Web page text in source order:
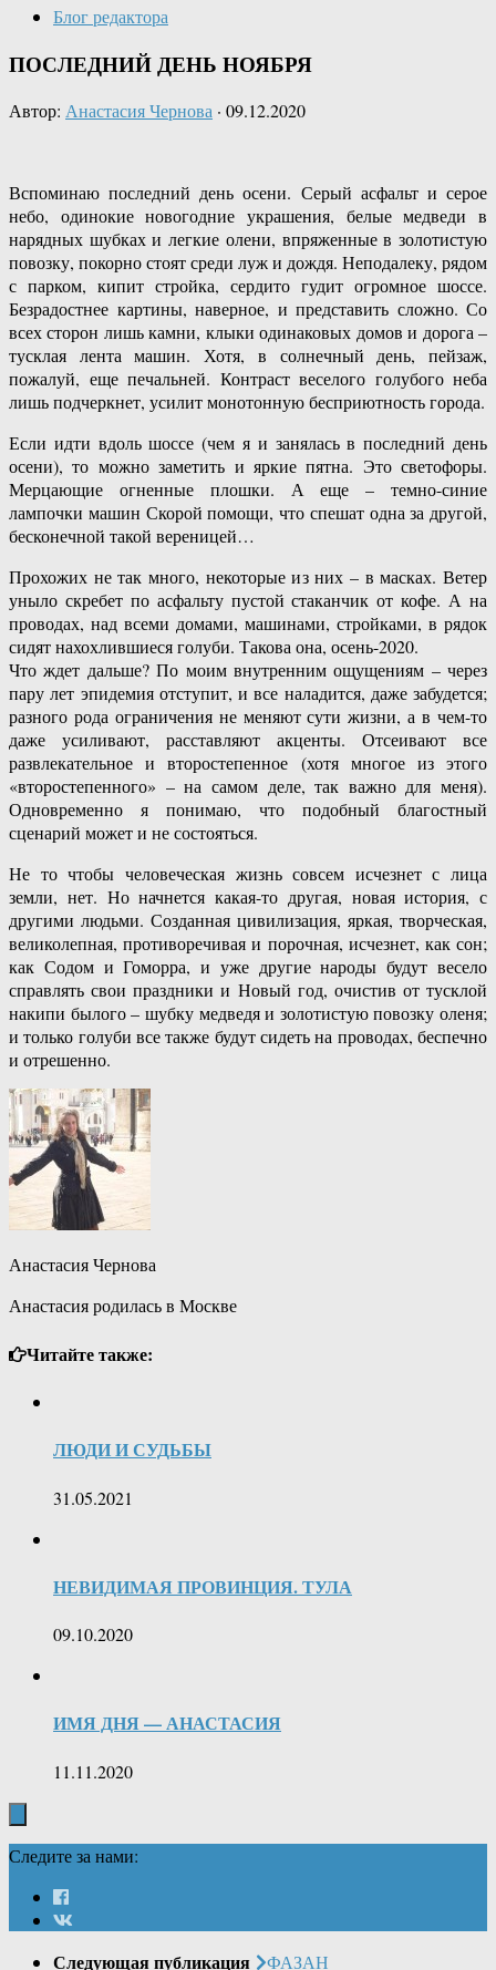
Блог редактора
ПОСЛЕДНИЙ ДЕНЬ НОЯБРЯ
Автор: Анастасия Чернова · 09.12.2020
Вспоминаю последний день осени. Серый асфальт и серое
небо, одинокие новогодние украшения, белые медведи в
нарядных шубках и легкие олени, впряженные в золотистую
повозку, покорно стоят среди луж и дождя. Неподалеку, рядом
с парком, кипит стройка, сердито гудит огромное шоссе.
Безрадостнее картины, наверное, и представить сложно. Со
всех сторон лишь камни, клыки одинаковых домов и дорога –
тусклая лента машин. Хотя, в солнечный день, пейзаж,
пожалуй, еще печальней. Контраст веселого голубого неба
лишь подчеркнет, усилит монотонную бесприютность города.
Если идти вдоль шоссе (чем я и занялась в последний день
осени), то можно заметить и яркие пятна. Это светофоры.
Мерцающие огненные плошки. А еще – темно-синие
лампочки машин Скорой помощи, что спешат одна за другой,
бесконечной такой вереницей…
Прохожих не так много, некоторые из них – в масках. Ветер
уныло скребет по асфальту пустой стаканчик от кофе. А на
проводах, над всеми домами, машинами, стройками, в рядок
сидят нахохлившиеся голуби. Такова она, осень-2020.
Что ждет дальше? По моим внутренним ощущениям – через
пару лет эпидемия отступит, и все наладится, даже забудется;
разного рода ограничения не меняют сути жизни, а в чем-то
даже усиливают, расставляют акценты. Отсеивают все
развлекательное и второстепенное (хотя многое из этого
«второстепенного» – на самом деле, так важно для меня).
Одновременно я понимаю, что подобный благостный
сценарий может и не состояться.
Не то чтобы человеческая жизнь совсем исчезнет с лица
земли, нет. Но начнется какая-то другая, новая история, с
другими людьми. Созданная цивилизация, яркая, творческая,
великолепная, противоречивая и порочная, исчезнет, как сон;
как Содом и Гоморра, и уже другие народы будут весело
справлять свои праздники и Новый год, очистив от тусклой
накипи былого – шубку медведя и золотистую повозку оленя;
и только голуби все также будут сидеть на проводах, беспечно
и отрешенно.
Анастасия Чернова
Анастасия родилась в Москве
Читайте также:
ЛЮДИ И СУДЬБЫ
31.05.2021
НЕВИДИМАЯ ПРОВИНЦИЯ. ТУЛА
09.10.2020
ИМЯ ДНЯ — АНАСТАСИЯ
11.11.2020
Следите за нами:
Следующая публикация ФАЗАН